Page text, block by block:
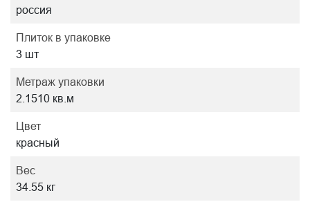
россия
Плиток в упаковке
3 шт
Метраж упаковки
2.1510 кв.м
Цвет
красный
Вес
34.55 кг